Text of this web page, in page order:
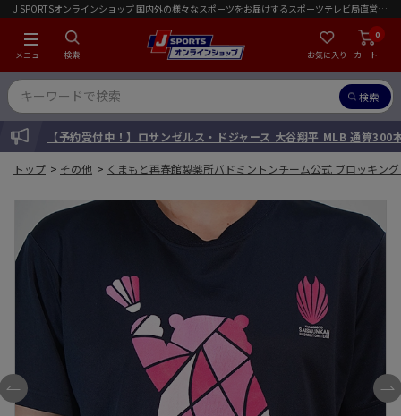
J SPORTSオンラインショップ 国内外の様々なスポーツをお届けするスポーツテレビ局直営店｜会員限定初回ご注文送料無料キャンペーン実施中！
メニュー 検索 お気に入り カート
0
検索
INFORMATION【予約受付中！】[限定99セット] 広島東洋カープ 斉藤優汰 投手 プ
トップ > その他 > くまもと再春館製薬所バドミントンチーム公式 ブロッキン